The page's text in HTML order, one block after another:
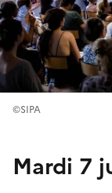
©SIPA
Mardi 7